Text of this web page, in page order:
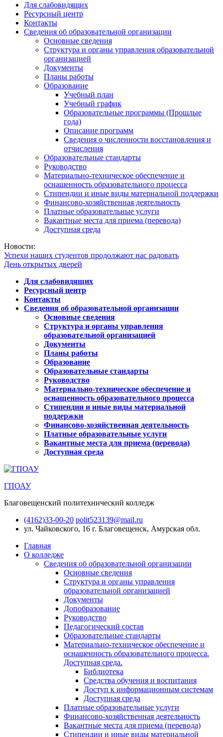
Для слабовидящих
Ресурсный центр
Контакты
Сведения об образовательной организации
Основные сведения
Структура и органы управления образовательной
организацией
Документы
Планы работы
Образование
Учебный план
Учебный график
Образовательные программы (Прошлые
года)
Описание программ
Сведения о численности восстановления и
отчисления
Образовательные стандарты
Руководство
Материально-техническое обеспечение и
оснащенность образовательного процесса
Стипендии и иные виды материальной поддержки
Финансово-хозяйственная деятельность
Платные образовательные услуги
Вакантные места для приема (перевода)
Доступная среда
Новости:
Успехи наших студентов продолжают нас радовать
День открытых дверей
Для слабовидящих
Ресурсный центр
Контакты
Сведения об образовательной организации
Основные сведения
Структура и органы управления
образовательной организацией
Документы
Планы работы
Образование
Образовательные стандарты
Руководство
Материально-техническое обеспечение и
оснащенность образовательного процесса
Стипендии и иные виды материальной
поддержки
Финансово-хозяйственная деятельность
Платные образовательные услуги
Вакантные места для приема (перевода)
Доступная среда
ГПОАУ
Благовещенский политехнический колледж
(4162)33-00-20 polit523139@mail.ru
ул. Чайковского, 16 г. Благовещенск, Амурская обл.
Главная
О колледже
Сведения об образовательной организации
Основные сведения
Структура и органы управления
образовательной организацией
Документы
Допобразование
Руководство
Педагогический состав
Образовательные стандарты
Материально-техническое обеспечение и
оснащенность образовательного процесса.
Доступная среда.
Библиотека
Средства обучения и воспитания
Доступ к информационным системам
Доступная среда
Платные образовательные услуги
Финансово-хозяйственная деятельность
Вакантные места для приема (перевода)
Стипендии и иные виды материальной